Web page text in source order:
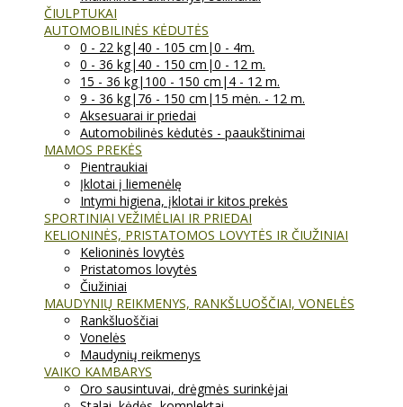
ČIULPTUKAI
AUTOMOBILINĖS KĖDUTĖS
0 - 22 kg|40 - 105 cm|0 - 4m.
0 - 36 kg|40 - 150 cm|0 - 12 m.
15 - 36 kg|100 - 150 cm|4 - 12 m.
9 - 36 kg|76 - 150 cm|15 mėn. - 12 m.
Aksesuarai ir priedai
Automobilinės kėdutės - paaukštinimai
MAMOS PREKĖS
Pientraukiai
Įklotai į liemenėlę
Intymi higiena, įklotai ir kitos prekės
SPORTINIAI VEŽIMĖLIAI IR PRIEDAI
KELIONINĖS, PRISTATOMOS LOVYTĖS IR ČIUŽINIAI
Kelioninės lovytės
Pristatomos lovytės
Čiužiniai
MAUDYNIŲ REIKMENYS, RANKŠLUOŠČIAI, VONELĖS
Rankšluoščiai
Vonelės
Maudynių reikmenys
VAIKO KAMBARYS
Oro sausintuvai, drėgmės surinkėjai